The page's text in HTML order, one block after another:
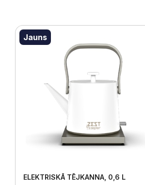
Jauns
ELEKTRISKĀ TĒJKANNA, 0,6 L